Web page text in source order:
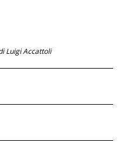
Luigi Accattoli